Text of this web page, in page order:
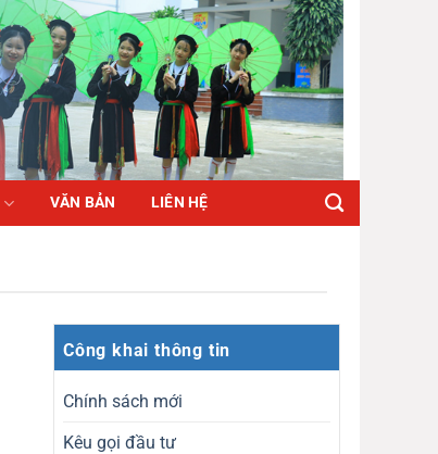
VĂN BẢN LIÊN HỆ
Công khai thông tin
Chính sách mới
Kêu gọi đầu tư